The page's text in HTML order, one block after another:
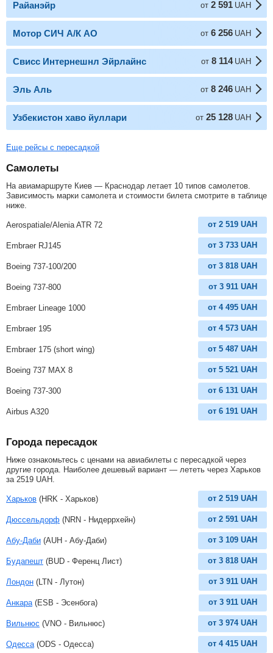
Райанэйр от 2 591 UAH
Мотор СИЧ А/К АО от 6 256 UAH
Свисс Интернешнл Эйрлайнс от 8 114 UAH
Эль Аль от 8 246 UAH
Узбекистон хаво йуллари от 25 128 UAH
Еще рейсы с пересадкой
Самолеты
На авиамаршруте Киев — Краснодар летает 10 типов самолетов.
Зависимость марки самолета и стоимости билета смотрите в таблице
ниже.
Aerospatiale/Alenia ATR 72 от 2 519 UAH
Embraer RJ145 от 3 733 UAH
Boeing 737-100/200 от 3 818 UAH
Boeing 737-800 от 3 911 UAH
Embraer Lineage 1000 от 4 495 UAH
Embraer 195 от 4 573 UAH
Embraer 175 (short wing) от 5 487 UAH
Boeing 737 MAX 8 от 5 521 UAH
Boeing 737-300 от 6 131 UAH
Airbus A320 от 6 191 UAH
Города пересадок
Ниже ознакомьтесь с ценами на авиабилеты с пересадкой через
другие города. Наиболее дешевый вариант — лететь через Харьков
за 2519 UAH
Харьков (HRK - Харьков) от 2 519 UAH
Дюссельдорф (NRN - Нидеррхейн) от 2 591 UAH
Абу-Даби (AUH - Абу-Даби) от 3 109 UAH
Будапешт (BUD - Ференц Лист) от 3 818 UAH
Лондон (LTN - Лутон) от 3 911 UAH
Анкара (ESB - Эсенбога) от 3 911 UAH
Вильнюс (VNO - Вильнюс) от 3 974 UAH
Одесса (ODS - Одесса) от 4 415 UAH